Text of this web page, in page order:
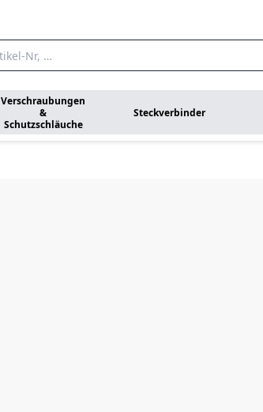
Verschraubungen
&
Schutzschläuche
Steckverbinder